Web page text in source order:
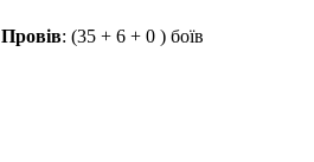
Провів: (35 + 6 + 0 ) боїв